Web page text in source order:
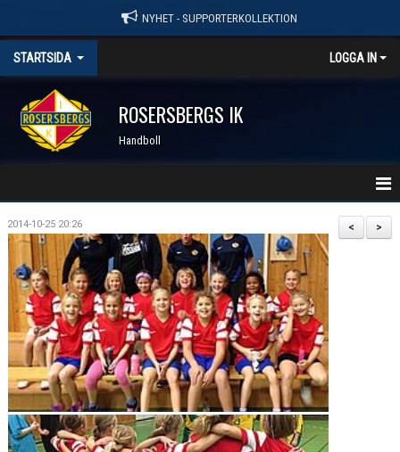
NYHET - SUPPORTERKOLLEKTION
STARTSIDA LOGGA IN
ROSERSBERGS IK
Handboll
STARTSIDA
NYHETER
KALENDER
MATCHER
OM DU SKADAR DIG
KONTAKT
>
<
2014-10-25 20:26